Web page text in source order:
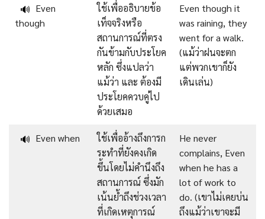
🔊 Even
though
ใช้เพื่ออธิบายข้อ
เท็จจริงหรือ
สถานการณ์ที่ตรง
กันข้ามกับประโยค
หลัก ซึ่งแปลว่า
แม้ว่า และ ต้องมี
ประโยคควบคู่ไป
ด้วยเสมอ
Even though it
was raining, they
went for a walk.
(แม้ว่าฝนจะตก
แต่พวกเขาก็ยัง
เดินเล่น)
🔊 Even when
ใช้เพื่ออ้างถึงการก
ระทำที่ยังคงเกิด
ขึ้นโดยไม่คำนึงถึง
สถานการณ์ ซึ่งมัก
เน้นย้ำถึงช่วงเวลา
ที่เกิดเหตุการณ์
He never
complains, Even
when he has a
lot of work to
do. (เขาไม่เคยบ่น
ถึงแม้ว่าเขาจะมี